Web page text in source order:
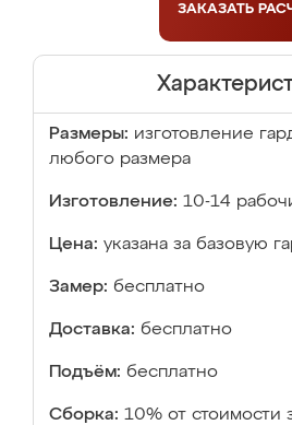
ЗАКАЗАТЬ
Размеры: изготовление
любого размера
Изготовление: 10-14
Цена: указана за базовую
Замер: бесплатно
Доставка: бесплатно
Подъём: бесплатно
Сборка: 10% от стоимости